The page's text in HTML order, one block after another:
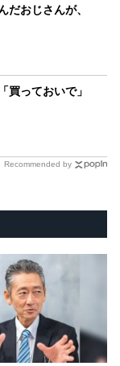
だおじさんが、
買っておいで」
Recommended by